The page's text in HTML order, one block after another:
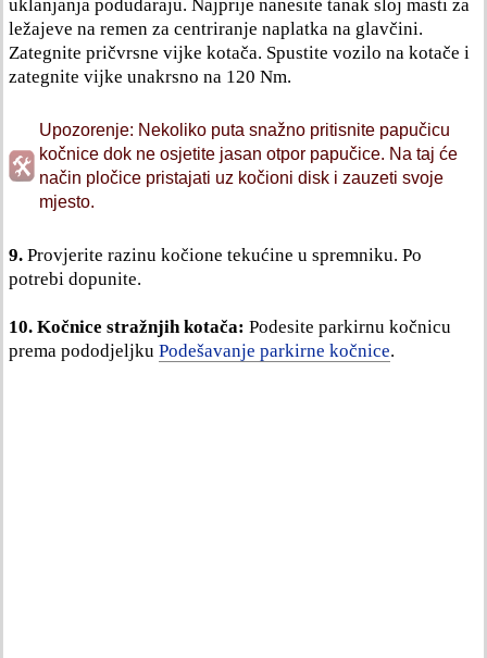
uklanjanja podudaraju. Najprije nanesite tanak sloj masti za
ležajeve na remen za centriranje naplatka na glavčini.
Zategnite pričvrsne vijke kotača. Spustite vozilo na kotače i
zategnite vijke unakrsno na 120 Nm.
Upozorenje: Nekoliko puta snažno pritisnite papučicu
kočnice dok ne osjetite jasan otpor papučice. Na taj će
način pločice pristajati uz kočioni disk i zauzeti svoje
mjesto.
9. Provjerite razinu kočione tekućine u spremniku. Po
potrebi dopunite.
10. Kočnice stražnjih kotača: Podesite parkirnu kočnicu
prema pododjeljku Podešavanje parkirne kočnice.